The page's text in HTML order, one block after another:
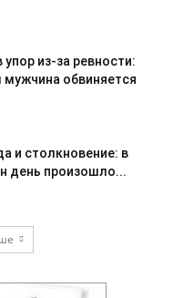
из-за ревности:
обвиняется
и столкновение: в
день произошло...